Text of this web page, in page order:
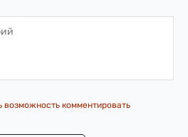
возможность комментировать